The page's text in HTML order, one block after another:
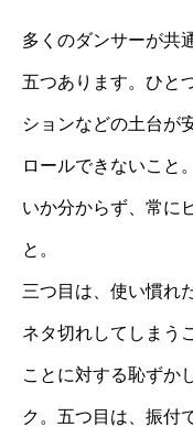
多くのダンサーが共
五つあります。ひと
ションなどの土台が
ロールできないこと
いか分からず、常に
と。
三つ目は、使い慣れ
ネタ切れしてしまう
ことに対する恥ずか
ク。五つ目は、振付